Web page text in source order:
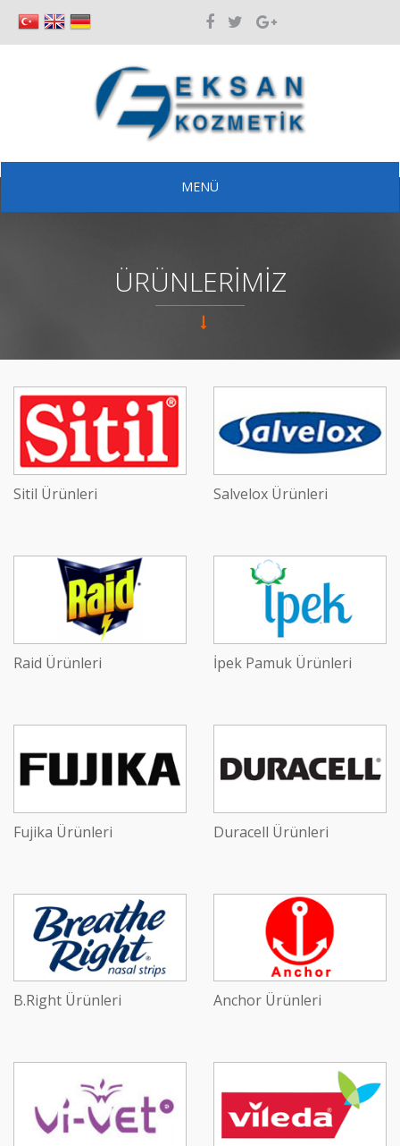
MENÜ
ÜRÜNLERİMİZ
Sitil Ürünleri Salvelox Ürünleri
Raid Ürünleri İpek Pamuk Ürünleri
Fujika Ürünleri Duracell Ürünleri
B.Right Ürünleri Anchor Ürünleri